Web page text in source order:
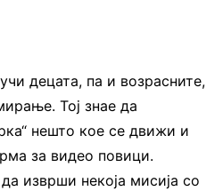
децата, па и возрасните,
Тој знае да
нешто кое се движи и
за видео повици.
изврши некоја мисија со